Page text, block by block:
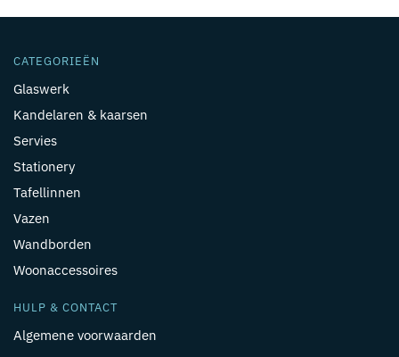
CATEGORIEËN
Glaswerk
Kandelaren & kaarsen
Servies
Stationery
Tafellinnen
Vazen
Wandborden
Woonaccessoires
HULP & CONTACT
Algemene voorwaarden